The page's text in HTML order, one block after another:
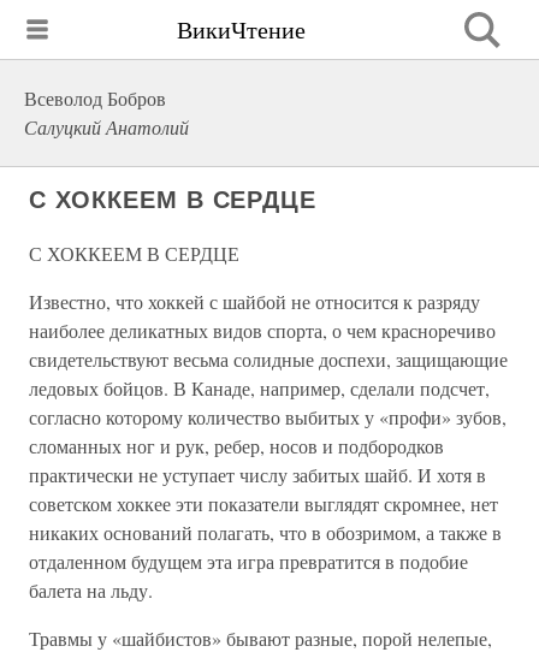
ВикиЧтение
Всеволод Бобров
Салуцкий Анатолий
С ХОККЕЕМ В СЕРДЦЕ
С ХОККЕЕМ В СЕРДЦЕ
Известно, что хоккей с шайбой не относится к разряду
наиболее деликатных видов спорта, о чем красноречиво
свидетельствуют весьма солидные доспехи, защищающие
ледовых бойцов. В Канаде, например, сделали подсчет,
согласно которому количество выбитых у «профи» зубов,
сломанных ног и рук, ребер, носов и подбородков
практически не уступает числу забитых шайб. И хотя в
советском хоккее эти показатели выглядят скромнее, нет
никаких оснований полагать, что в обозримом, а также в
отдаленном будущем эта игра превратится в подобие
балета на льду.
Травмы у «шайбистов» бывают разные, порой нелепые,